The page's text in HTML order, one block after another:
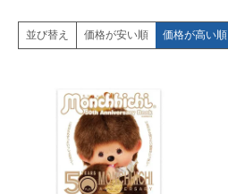
並び替え 価格が安い順 価格が高い順